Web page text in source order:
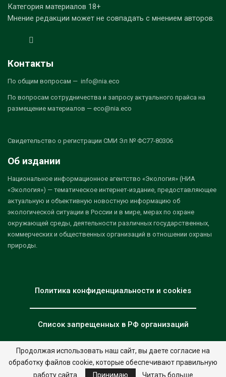
Категория материалов 18+
Мнение редакции может не совпадать с мнением авторов.
Контакты
По общим вопросам — info@nia.eco
По вопросам сотрудничества и запросу актуального прайса на
размещение материалов — eco@nia.eco
Свидетельство о регистрации СМИ Эл № ФС77-80306
Об издании
Национальное информационное агентство «Экология» (НИА
«Экология») — тематическое интернет-издание, предоставляющее
актуальную и объективную новостную информацию об
экологической ситуации в России и в мире, мерах по охране
окружающей среды, деятельности различных государственных,
коммерческих и общественных организаций в отношении охраны
природы.
Политика конфиденциальности и cookies
Список запрещенных в РФ организаций
© 2026 - НИА "Экология". Все права защищены. Дизайн:nia.eco
Продолжая использовать наш сайт, вы даете согласие на
обработку файлов cookie, которые обеспечивают правильную
работу сайта.
Принимаю Читать больше